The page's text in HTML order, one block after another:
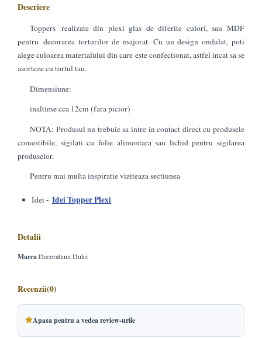
Descriere
Toppers realizate din plexi glas de diferite culori, sau MDF
pentru decorarea torturilor de majorat. Cu un design ondulat, poti
alege culoarea materialului din care este confectionat, astfel incat sa se
asorteze cu tortul tau.
Dimensiune:
inaltime cca 12cm (fara picior)
NOTA: Produsul nu trebuie sa intre in contact direct cu produsele
comestibile, sigilati cu folie alimentara sau lichid pentru sigilarea
produselor.
Pentru mai multa inspiratie viziteaza sectiunea
Idei - Idei Topper Plexi
Detalii
MarcaDecoratiuni Dulci
Recenzii(0)
Apasa pentru a vedea review-urile